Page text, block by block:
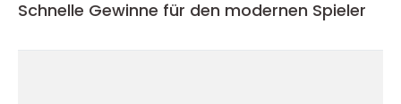
Schnelle Gewinne für den modernen Spieler